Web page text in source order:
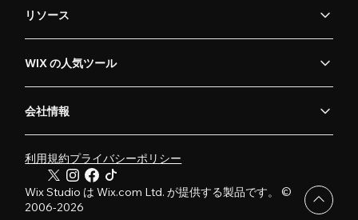
リソース
WIX の人気ツール
会社情報
利用規約プライバシーポリシー
Wix Studio は Wix.com Ltd. が提供する製品です。 ©
2006-2026